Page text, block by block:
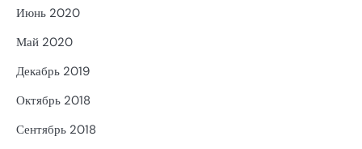
Июнь 2020
Май 2020
Декабрь 2019
Октябрь 2018
Сентябрь 2018